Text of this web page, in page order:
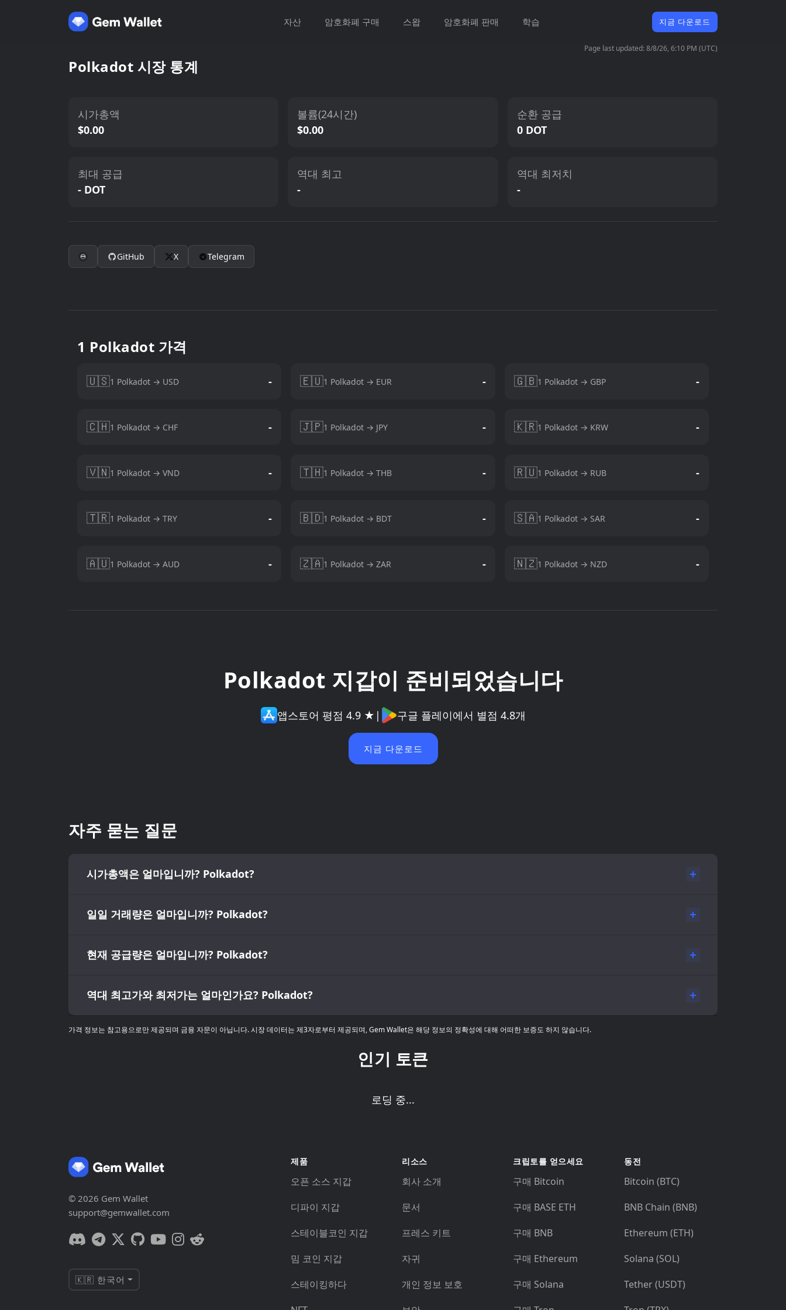
자산 암호화폐 구매 스왑 암호화폐 판매 학습 지금 다운로드
Page last updated: 8/8/26, 6:10 PM (UTC)
Polkadot 시장 통계
시가총액
$0.00
볼륨(24시간)
$0.00
순환 공급
0 DOT
최대 공급
- DOT
역대 최고
-
역대 최저치
-
GitHub X Telegram
1 Polkadot 가격
🇺🇸1 Polkadot → USD - 🇪🇺1 Polkadot → EUR - 🇬🇧1 Polkadot → GBP -
🇨🇭1 Polkadot → CHF - 🇯🇵1 Polkadot → JPY - 🇰🇷1 Polkadot → KRW -
🇻🇳1 Polkadot → VND - 🇹🇭1 Polkadot → THB - 🇷🇺1 Polkadot → RUB -
🇹🇷1 Polkadot → TRY - 🇧🇩1 Polkadot → BDT - 🇸🇦1 Polkadot → SAR -
🇦🇺1 Polkadot → AUD - 🇿🇦1 Polkadot → ZAR - 🇳🇿1 Polkadot → NZD -
Polkadot 지갑이 준비되었습니다
앱스토어 평점 4.9 ★ | 구글 플레이에서 별점 4.8개
지금 다운로드
자주 묻는 질문
시가총액은 얼마입니까? Polkadot?
일일 거래량은 얼마입니까? Polkadot?
현재 공급량은 얼마입니까? Polkadot?
역대 최고가와 최저가는 얼마인가요? Polkadot?
가격 정보는 참고용으로만 제공되며 금융 자문이 아닙니다. 시장 데이터는 제3자로부터 제공되며, Gem Wallet은 해당 정보의 정확성에 대해 어떠한 보증도 하지 않습니다.
인기 토큰
로딩 중...
© 2026 Gem Wallet
support@gemwallet.com
🇰🇷 한국어
제품
오픈 소스 지갑
디파이 지갑
스테이블코인 지갑
밈 코인 지갑
스테이킹하다
리소스
회사 소개
문서
프레스 키트
자귀
개인 정보 보호
크립토를 얻으세요
구매 Bitcoin
구매 BASE ETH
구매 BNB
구매 Ethereum
구매 Solana
동전
Bitcoin (BTC)
BNB Chain (BNB)
Ethereum (ETH)
Solana (SOL)
Tether (USDT)